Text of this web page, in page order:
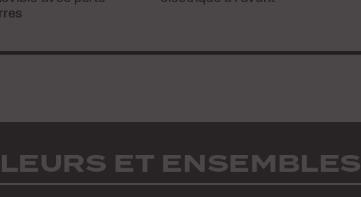
ET ENSEMBLES